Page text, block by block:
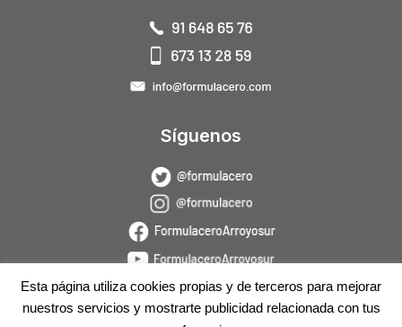
Síguenos
Esta página utiliza cookies propias y de terceros para mejorar
nuestros servicios y mostrarte publicidad relacionada con tus